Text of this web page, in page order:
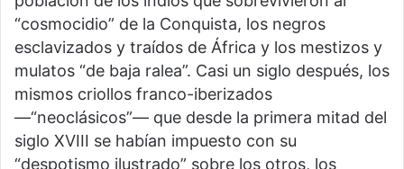
“cosmocidio” de la Conquista, los negros
esclavizados y traídos de África y los mestizos y
mulatos “de baja ralea”. Casi un siglo después, los
mismos criollos franco-iberizados
—“neoclásicos”— que desde la primera mitad del
siglo XVIII se habían impuesto con su
“despotismo ilustrado” sobre los otros, los